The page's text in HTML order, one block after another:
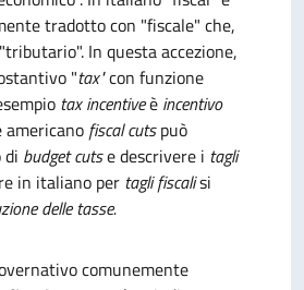
tradotto con "fiscale" che,
In questa accezione,
"tax"con funzione
tax incentiveè incentivo
americano fiscal cutspuò
di budget cutse descrivere i tagli
in italiano per tagli fiscalisi
delle tasse.
comunemente